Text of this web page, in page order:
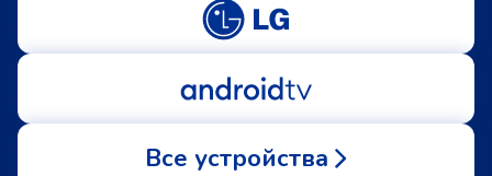
Все устройства